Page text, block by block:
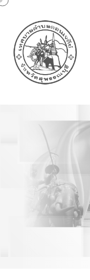
รายงานก
ส่วนราช